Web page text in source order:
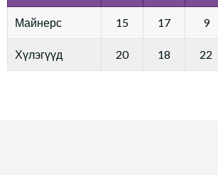
Майнерс 15 17 9
Хүлэгүүд 20 18 22